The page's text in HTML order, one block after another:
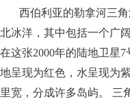
西伯利亚的勒拿河三
北冰洋，其中包括一个广
在这张2000年的陆地卫星
地呈现为红色，水呈现为
里宽，分成许多岛屿。 三